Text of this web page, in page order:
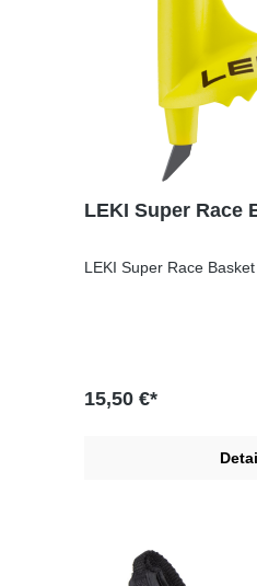
LEKI Super Race
LEKI Super Race
15,50 €*